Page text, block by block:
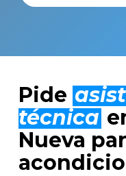
Pide
técnica
Nueva